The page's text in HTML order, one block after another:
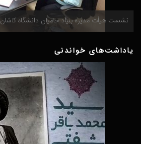
نشست هیأت مدیره بنیاد حامیان دانشگاه کاشان 25 خرداد 1405
یاداشت‌های خواندنی